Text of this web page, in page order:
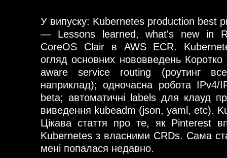
У випуску: Kubernetes production best
— Lessons learned, what's new in
CoreOS Clair в AWS ECR.
огляд основних нововведень
aware service routing (роутинг
наприклад); одночасна робота
beta; автоматичні labels для клауд
виведення kubeadm (json, yaml, etc).
Цікава стаття про те, як Pinterest
Kubernetes з власними CRDs. Сама
мені попалася недавно.